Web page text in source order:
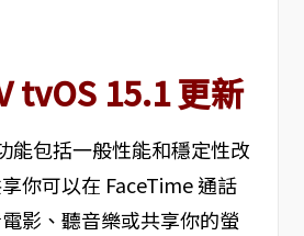
tvOS 15.1 更新
能包括一般性能和穩定性改
你可以在 FaceTime 通話
影、聽音樂或共享你的螢